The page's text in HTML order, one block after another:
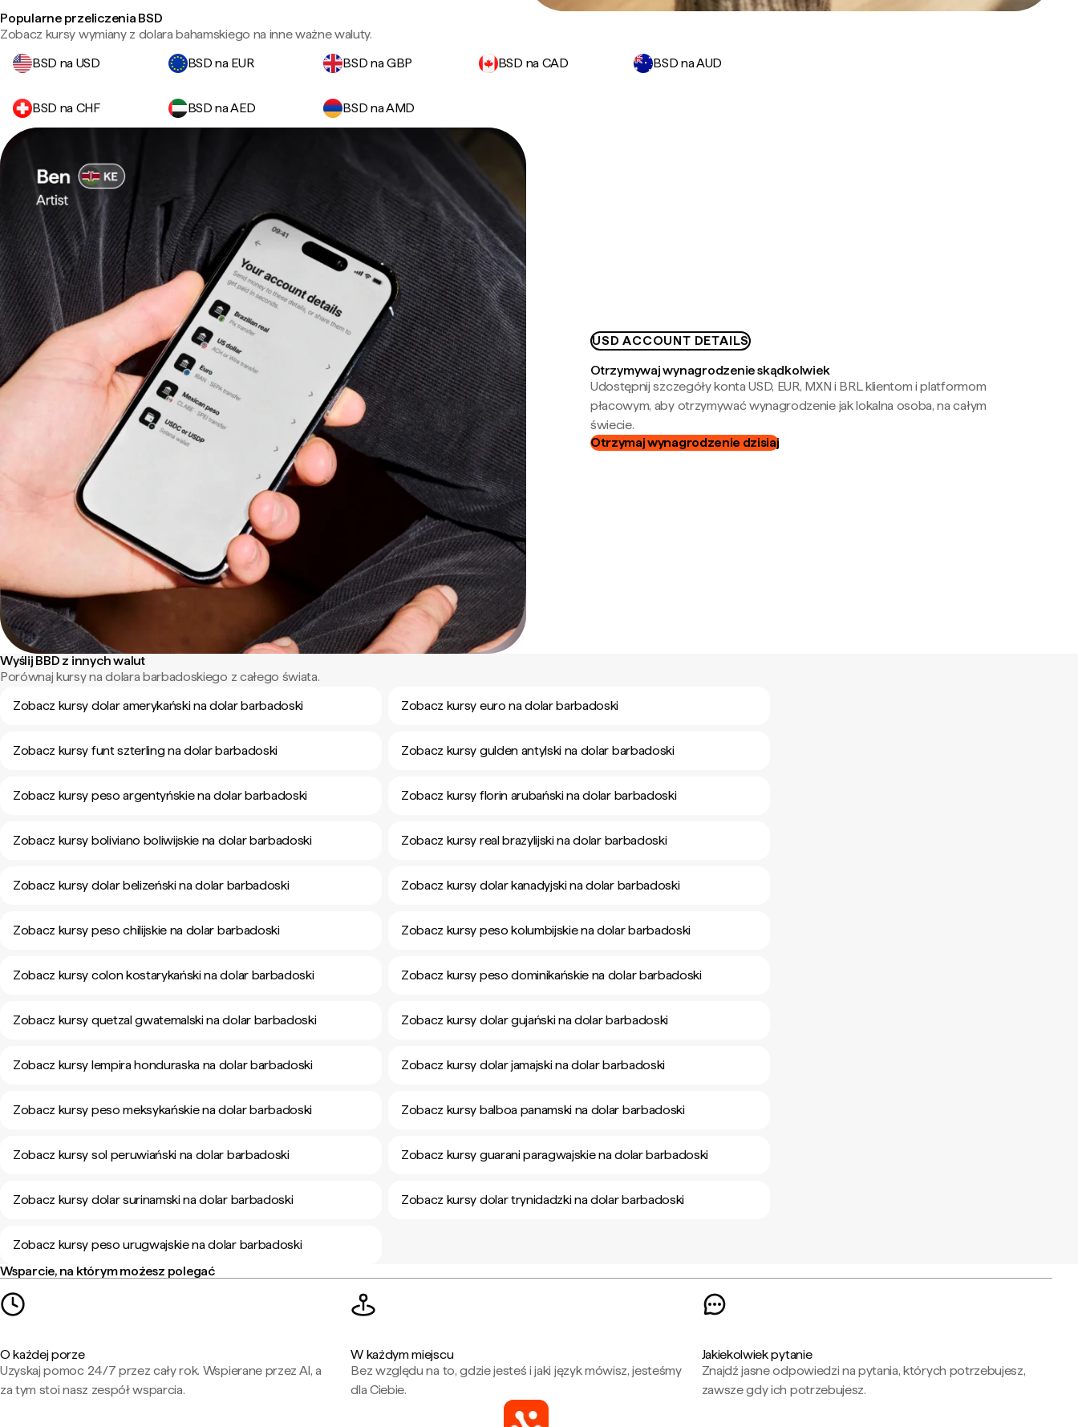
Popularne przeliczenia BSD
Zobacz kursy wymiany z dolara bahamskiego na inne ważne waluty.
BSD na USD
BSD na EUR BSD na GBP BSD na CAD BSD na AUD
BSD na CHF BSD na AED BSD na AMD
USD ACCOUNT DETAILS
Otrzymywaj wynagrodzenie skądkolwiek
Udostępnij szczegóły konta USD, EUR, MXN i BRL klientom i platformom
płacowym, aby otrzymywać wynagrodzenie jak lokalna osoba, na całym
świecie.
Otrzymaj wynagrodzenie dzisiaj
Wyślij BBD z innych walut
Porównaj kursy na dolara barbadoskiego z całego świata.
Zobacz kursy dolar amerykański na dolar barbadoski
Zobacz kursy euro na dolar barbadoski
Zobacz kursy funt szterling na dolar barbadoski Zobacz kursy gulden antylski na dolar barbadoski
Zobacz kursy peso argentyńskie na dolar barbadoski Zobacz kursy florin arubański na dolar barbadoski
Zobacz kursy boliviano boliwijskie na dolar barbadoski Zobacz kursy real brazylijski na dolar barbadoski
Zobacz kursy dolar belizeński na dolar barbadoski Zobacz kursy dolar kanadyjski na dolar barbadoski
Zobacz kursy peso chilijskie na dolar barbadoski Zobacz kursy peso kolumbijskie na dolar barbadoski
Zobacz kursy colon kostarykański na dolar barbadoski Zobacz kursy peso dominikańskie na dolar barbadoski
Zobacz kursy quetzal gwatemalski na dolar barbadoski Zobacz kursy dolar gujański na dolar barbadoski
Zobacz kursy lempira honduraska na dolar barbadoski Zobacz kursy dolar jamajski na dolar barbadoski
Zobacz kursy peso meksykańskie na dolar barbadoski Zobacz kursy balboa panamski na dolar barbadoski
Zobacz kursy sol peruwiański na dolar barbadoski Zobacz kursy guarani paragwajskie na dolar barbadoski
Zobacz kursy dolar surinamski na dolar barbadoski Zobacz kursy dolar trynidadzki na dolar barbadoski
Zobacz kursy peso urugwajskie na dolar barbadoski
Wsparcie, na którym możesz polegać
O każdej porze
Uzyskaj pomoc 24/7 przez cały rok. Wspierane przez AI, a
za tym stoi nasz zespół wsparcia.
W każdym miejscu
Bez względu na to, gdzie jesteś i jaki język mówisz, jesteśmy
dla Ciebie.
Jakiekolwiek pytanie
Znajdź jasne odpowiedzi na pytania, których potrzebujesz,
zawsze gdy ich potrzebujesz.